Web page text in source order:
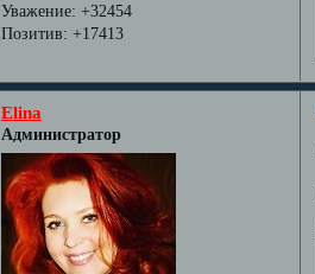
Уважение: +32454
Позитив: +17413
Elina
Администратор